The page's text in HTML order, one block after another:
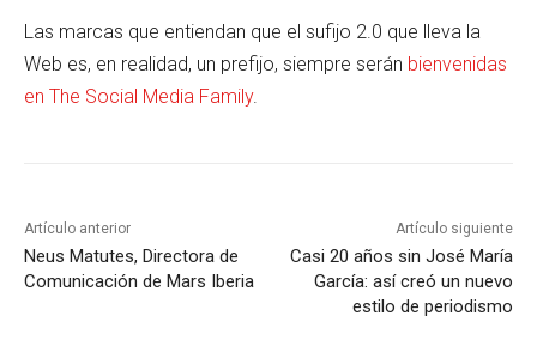
Las marcas que entiendan que el sufijo 2.0 que lleva la
Web es, en realidad, un prefijo, siempre serán bienvenidas
en The Social Media Family.
Artículo anterior
Neus Matutes, Directora de
Comunicación de Mars Iberia
Artículo siguiente
Casi 20 años sin José María
García: así creó un nuevo
estilo de periodismo